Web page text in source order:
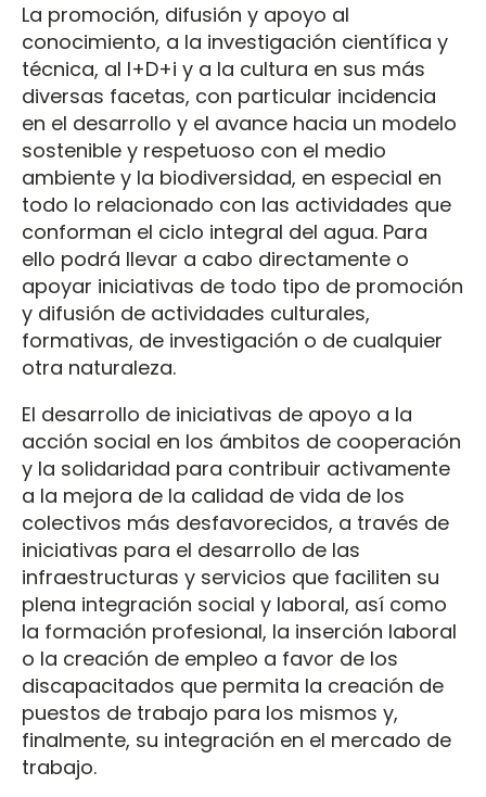
La promoción, difusión y apoyo al
conocimiento, a la investigación científica y
técnica, al I+D+i y a la cultura en sus más
diversas facetas, con particular incidencia
en el desarrollo y el avance hacia un modelo
sostenible y respetuoso con el medio
ambiente y la biodiversidad, en especial en
todo lo relacionado con las actividades que
conforman el ciclo integral del agua. Para
ello podrá llevar a cabo directamente o
apoyar iniciativas de todo tipo de promoción
y difusión de actividades culturales,
formativas, de investigación o de cualquier
otra naturaleza.
El desarrollo de iniciativas de apoyo a la
acción social en los ámbitos de cooperación
y la solidaridad para contribuir activamente
a la mejora de la calidad de vida de los
colectivos más desfavorecidos, a través de
iniciativas para el desarrollo de las
infraestructuras y servicios que faciliten su
plena integración social y laboral, así como
la formación profesional, la inserción laboral
o la creación de empleo a favor de los
discapacitados que permita la creación de
puestos de trabajo para los mismos y,
finalmente, su integración en el mercado de
trabajo.